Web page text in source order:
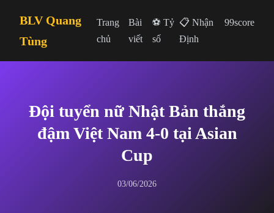
BLV Quang
Tùng
Trang
chủ
Bài
viết
⚽ Tỷ
số
📋 Nhận
Định
99score
Đội tuyển nữ Nhật Bản thắng
đậm Việt Nam 4-0 tại Asian
Cup
03/06/2026